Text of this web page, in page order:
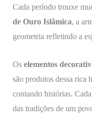
Cada período trouxe
de Ouro Islâmica, a
geometria refletindo a
Os elementos
são produtos dessa rica
contando histórias.
das tradições de um